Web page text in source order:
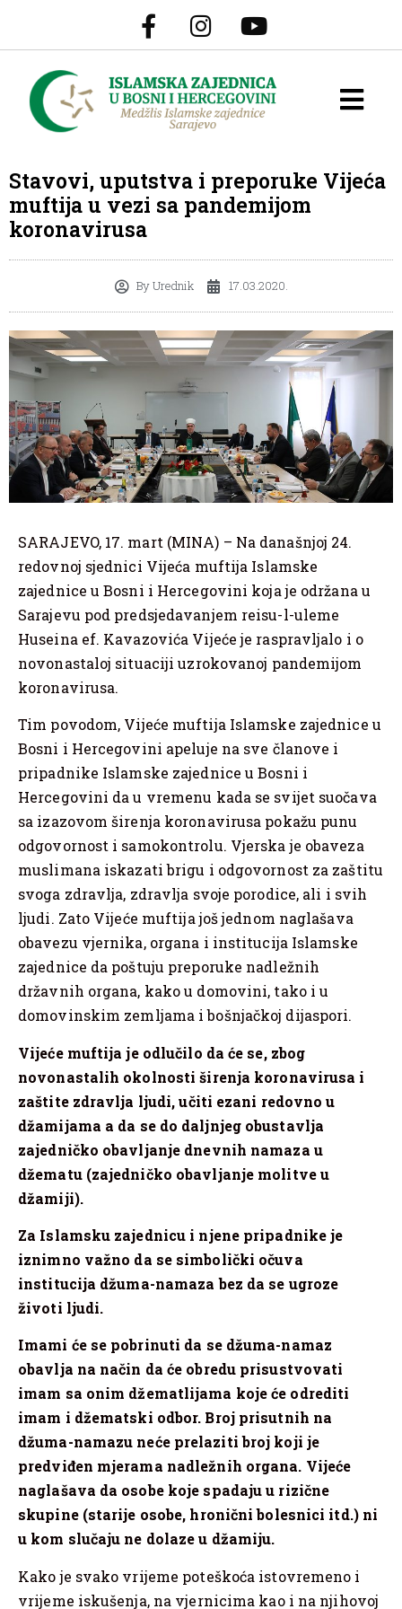
Stavovi, uputstva i preporuke Vijeća
muftija u vezi sa pandemijom
koronavirusa
ByUrednik 17.03.2020.
SARAJEVO, 17. mart (MINA) – Na današnjoj 24.
redovnoj sjednici Vijeća muftija Islamske
zajednice u Bosni i Hercegovini koja je održana u
Sarajevu pod predsjedavanjem reisu-l-uleme
Huseina ef. Kavazovića Vijeće je raspravljalo i o
novonastaloj situaciji uzrokovanoj pandemijom
koronavirusa.
Tim povodom, Vijeće muftija Islamske zajednice u
Bosni i Hercegovini apeluje na sve članove i
pripadnike Islamske zajednice u Bosni i
Hercegovini da u vremenu kada se svijet suočava
sa izazovom širenja koronavirusa pokažu punu
odgovornost i samokontrolu. Vjerska je obaveza
muslimana iskazati brigu i odgovornost za zaštitu
svoga zdravlja, zdravlja svoje porodice, ali i svih
ljudi. Zato Vijeće muftija još jednom naglašava
obavezu vjernika, organa i institucija Islamske
zajednice da poštuju preporuke nadležnih
državnih organa, kako u domovini, tako i u
domovinskim zemljama i bošnjačkoj dijaspori.
Vijeće muftija je odlučilo da će se, zbog
novonastalih okolnosti širenja koronavirusa i
zaštite zdravlja ljudi, učiti ezani redovno u
džamijama a da se do daljnjeg obustavlja
zajedničko obavljanje dnevnih namaza u
džematu (zajedničko obavljanje molitve u
džamiji).
Za Islamsku zajednicu i njene pripadnike je
iznimno važno da se simbolički očuva
institucija džuma-namaza bez da se ugroze
životi ljudi.
Imami će se pobrinuti da se džuma-namaz
obavlja na način da će obredu prisustvovati
imam sa onim džematlijama koje će odrediti
imam i džematski odbor. Broj prisutnih na
džuma-namazu neće prelaziti broj koji je
predviđen mjerama nadležnih organa. Vijeće
naglašava da osobe koje spadaju u rizične
skupine (starije osobe, hronični bolesnici itd.) ni
u kom slučaju ne dolaze u džamiju.
Kako je svako vrijeme poteškoća istovremeno i
vrijeme iskušenja, na vjernicima kao i na njihovoj